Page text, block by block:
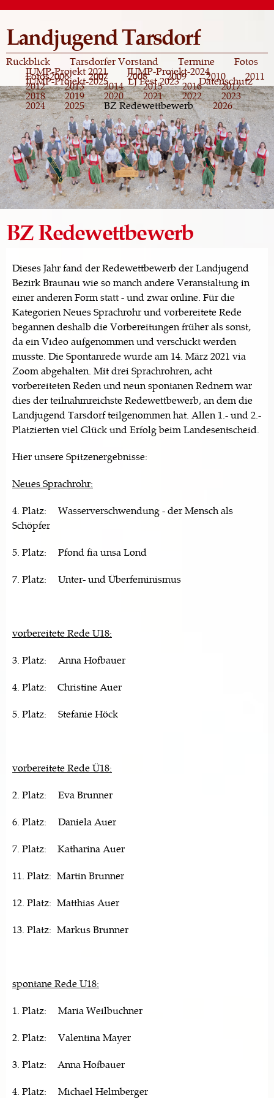
Direkt
Inhalt
Landjugend Tarsdorf
Rückblick Tarsdorfer Vorstand Termine
Fotos
Fotos2006 2007 2008 2009 2010 2011
2012 2013 2014 2015 2016 2017
2018 2019 2020 2021 2022 2023
2024 2025 BZ Redewettbewerb 2026
JUMP-Projekt 2021 JUMP-Projekt-2024
JUMP-Projekt-2025 LJ Fest 2023 Datenschutz
BZ Redewettbewerb
Dieses Jahr fand der Redewettbewerb der Landjugend
Bezirk Braunau wie so manch andere Veranstaltung in
einer anderen Form statt - und zwar online. Für die
Kategorien Neues Sprachrohr und vorbereitete Rede
begannen deshalb die Vorbereitungen früher als sonst,
da ein Video aufgenommen und verschickt werden
musste. Die Spontanrede wurde am 14. März 2021 via
Zoom abgehalten. Mit drei Sprachrohren, acht
vorbereiteten Reden und neun spontanen Rednern war
dies der teilnahmreichste Redewettbewerb, an dem die
Landjugend Tarsdorf teilgenommen hat. Allen 1.- und 2.-
Platzierten viel Glück und Erfolg beim Landesentscheid.
Hier unsere Spitzenergebnisse:
Neues Sprachrohr:
4. Platz: Wasserverschwendung - der Mensch als
Schöpfer
5. Platz: Pfond fia unsa Lond
7. Platz: Unter- und Überfeminismus
vorbereitete Rede U18:
3. Platz: Anna Hofbauer
4. Platz: Christine Auer
5. Platz: Stefanie Höck
vorbereitete Rede Ü18:
2. Platz: Eva Brunner
6. Platz: Daniela Auer
7. Platz: Katharina Auer
11. Platz: Martin Brunner
12. Platz: Matthias Auer
13. Platz: Markus Brunner
spontane Rede U18:
1. Platz: Maria Weilbuchner
2. Platz: Valentina Mayer
3. Platz: Anna Hofbauer
4. Platz: Michael Helmberger